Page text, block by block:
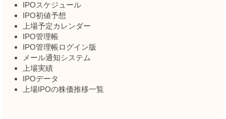
IPOスケジュール
IPO初値予想
上場予定カレンダー
IPO管理帳
IPO管理帳ログイン版
メール通知システム
上場実績
IPOデータ
上場IPOの株価推移一覧